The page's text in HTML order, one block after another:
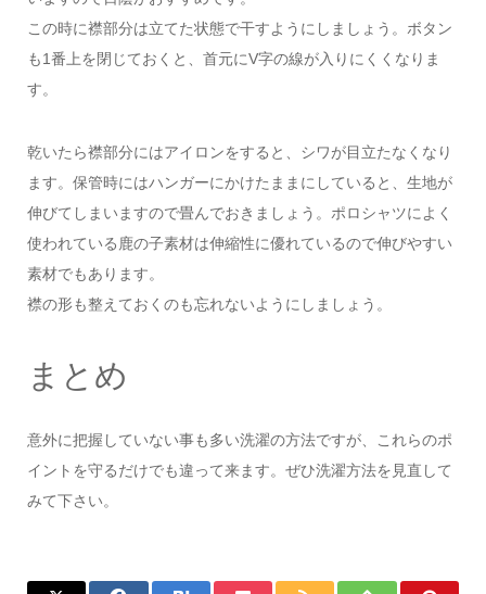
この時に襟部分は立てた状態で干すようにしましょう。ボタン
も1番上を閉じておくと、首元にV字の線が入りにくくなりま
す。
乾いたら襟部分にはアイロンをすると、シワが目立たなくなり
ます。保管時にはハンガーにかけたままにしていると、生地が
伸びてしまいますので畳んでおきましょう。ポロシャツによく
使われている鹿の子素材は伸縮性に優れているので伸びやすい
素材でもあります。
襟の形も整えておくのも忘れないようにしましょう。
まとめ
意外に把握していない事も多い洗濯の方法ですが、これらのポ
イントを守るだけでも違って来ます。ぜひ洗濯方法を見直して
みて下さい。